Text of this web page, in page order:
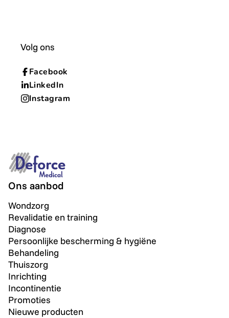
Volg ons
Facebook
LinkedIn
Instagram
Ons aanbod
Wondzorg
Revalidatie en training
Diagnose
Persoonlijke bescherming & hygiëne
Behandeling
Thuiszorg
Inrichting
Incontinentie
Promoties
Nieuwe producten